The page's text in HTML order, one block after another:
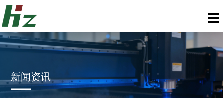
新闻资讯